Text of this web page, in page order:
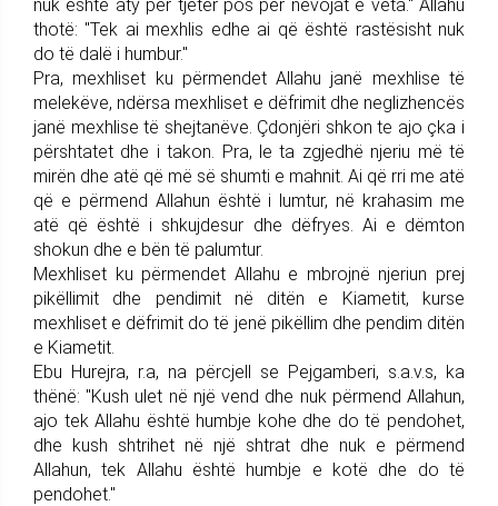
nuk është aty për tjetër pos për nevojat e veta." Allahu
thotë: "Tek ai mexhlis edhe ai që është rastësisht nuk
do të dalë i humbur."
Pra, mexhliset ku përmendet Allahu janë mexhlise të
melekëve, ndërsa mexhliset e dëfrimit dhe neglizhencës
janë mexhlise të shejtanëve. Çdonjëri shkon te ajo çka i
përshtatet dhe i takon. Pra, le ta zgjedhë njeriu më të
mirën dhe atë që më së shumti e mahnit. Ai që rri me atë
që e përmend Allahun është i lumtur, në krahasim me
atë që është i shkujdesur dhe dëfryes. Ai e dëmton
shokun dhe e bën të palumtur.
Mexhliset ku përmendet Allahu e mbrojnë njeriun prej
pikëllimit dhe pendimit në ditën e Kiametit, kurse
mexhliset e dëfrimit do të jenë pikëllim dhe pendim ditën
e Kiametit.
Ebu Hurejra, r.a, na përcjell se Pejgamberi, s.a.v.s, ka
thënë: "Kush ulet në një vend dhe nuk përmend Allahun,
ajo tek Allahu është humbje kohe dhe do të pendohet,
dhe kush shtrihet në një shtrat dhe nuk e përmend
Allahun, tek Allahu është humbje e kotë dhe do të
pendohet."